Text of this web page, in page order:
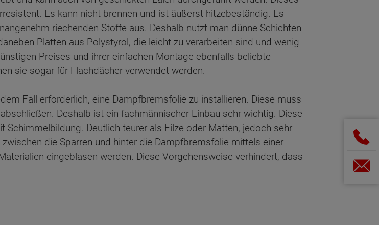
Es kann nicht brennen und ist äußerst hitzebeständig. Es
riechenden Stoffe aus. Deshalb nutzt man dünne Schichten
Platten aus Polystyrol, die leicht zu verarbeiten sind und wenig
Preises und ihrer einfachen Montage ebenfalls beliebte
sie sogar für Flachdächer verwendet werden.
Fall erforderlich, eine Dampfbremsfolie zu installieren. Diese muss
Deshalb ist ein fachmännischer Einbau sehr wichtig. Diese
Deutlich teurer als Filze oder Matten, jedoch sehr
die Sparren und hinter die Dampfbremsfolie mittels einer
eingeblasen werden. Diese Vorgehensweise verhindert, dass